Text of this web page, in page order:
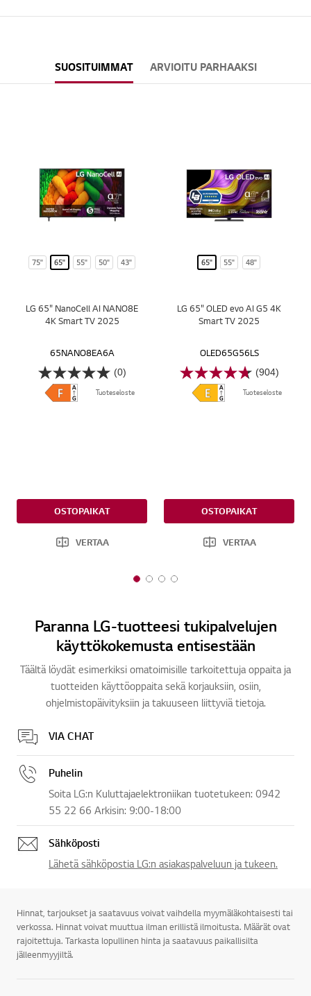
SUOSITUIMMAT ARVIOITU PARHAAKSI
75" 65" 55" 50" 43"
LG 65" NanoCell AI NANO8E
4K Smart TV 2025
65NANO8EA6A
(0)
Tuoteseloste
OSTOPAIKAT
VERTAA
65" 55" 48"
LG 65" OLED evo AI G5 4K
Smart TV 2025
OLED65G56LS
(904)
Tuoteseloste
OSTOPAIKAT
VERTAA
1
4
2
4
3
4
4
4
Paranna LG-tuotteesi tukipalvelujen
käyttökokemusta entisestään
Täältä löydät esimerkiksi omatoimisille tarkoitettuja oppaita ja
tuotteiden käyttöoppaita sekä korjauksiin, osiin,
ohjelmistopäivityksiin ja takuuseen liittyviä tietoja.
VIA CHAT
Puhelin
Soita LG:n Kuluttajaelektroniikan tuotetukeen: 0942
55 22 66 Arkisin: 9:00-18:00
Sähköposti
Lähetä sähköpostia LG:n asiakaspalveluun ja tukeen.
Hinnat, tarjoukset ja saatavuus voivat vaihdella myymäläkohtaisesti tai
verkossa. Hinnat voivat muuttua ilman erillistä ilmoitusta. Määrät ovat
rajoitettuja. Tarkasta lopullinen hinta ja saatavuus paikallisilta
jälleenmyyjiltä.